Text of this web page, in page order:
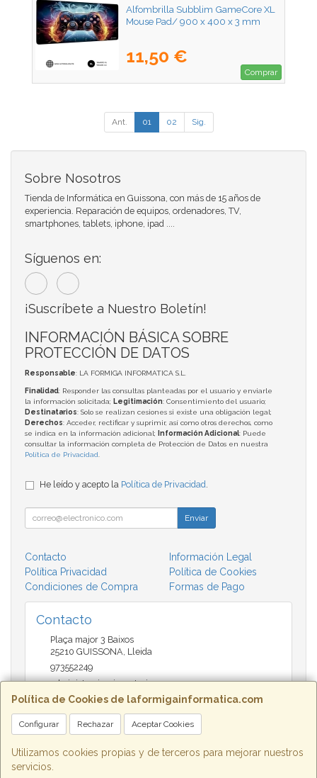
Alfombrilla Subblim GameCore XL
Mouse Pad/ 900 x 400 x 3 mm
11,50 €
Comprar
Ant. 01 02 Sig.
Política de Cookies de laformigainformatica.com
Configurar Rechazar Aceptar Cookies
Utilizamos cookies propias y de terceros para mejorar nuestros
servicios.
Sobre Nosotros
Tienda de Informática en Guissona, con más de 15 años de
experiencia. Reparación de equipos, ordenadores, TV,
smartphones, tablets, iphone, ipad ....
Síguenos en:
¡Suscríbete a Nuestro Boletín!
INFORMACIÓN BÁSICA SOBRE
PROTECCIÓN DE DATOS
Responsable: LA FORMIGA INFORMATICA S.L.
Finalidad: Responder las consultas planteadas por el usuario y enviarle
la información solicitada; Legitimación: Consentimiento del usuario;
Destinatarios: Solo se realizan cesiones si existe una obligación legal;
Derechos: Acceder, rectificar y suprimir, así como otros derechos, como
se indica en la información adicional;
Información Adicional: Puede
consultar la información completa de Protección de Datos en nuestra
Política de Privacidad.
He leído y acepto la Política de Privacidad.
Enviar
Contacto
Información Legal
Política Privacidad
Política de Cookies
Condiciones de Compra
Formas de Pago
Contacto
Plaça major 3 Baixos
25210 GUISSONA, Lleida
973552249
administracio@insectari.com
Horario
Matí de 9 a 13:30 - Tarda 17 a 20:30